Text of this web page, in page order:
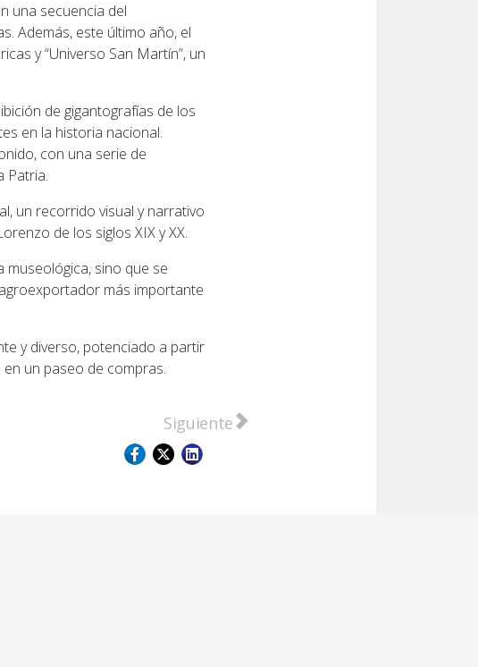
una secuencia del
Además, este último año, el
y “Universo San Martín”, un
de gigantografías de los
en la historia nacional.
con una serie de
Patria.
un recorrido visual y narrativo
de los siglos XIX y XX.
sino que se
más importante
y diverso, potenciado a partir
un paseo de compras.
y solidaria de los farmacéuticos sanlorencinos
Artículo siguiente: Capacitación en
Siguiente